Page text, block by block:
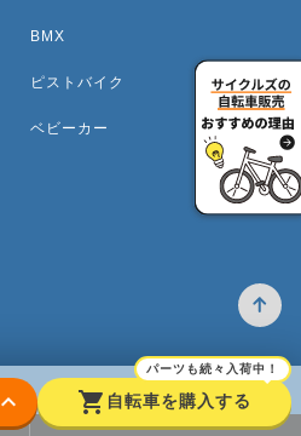
keyboard_arrow_down shopping_cart
パーツも続々入荷中！
自転車を購入する
BMX
ピストバイク
ベビーカー